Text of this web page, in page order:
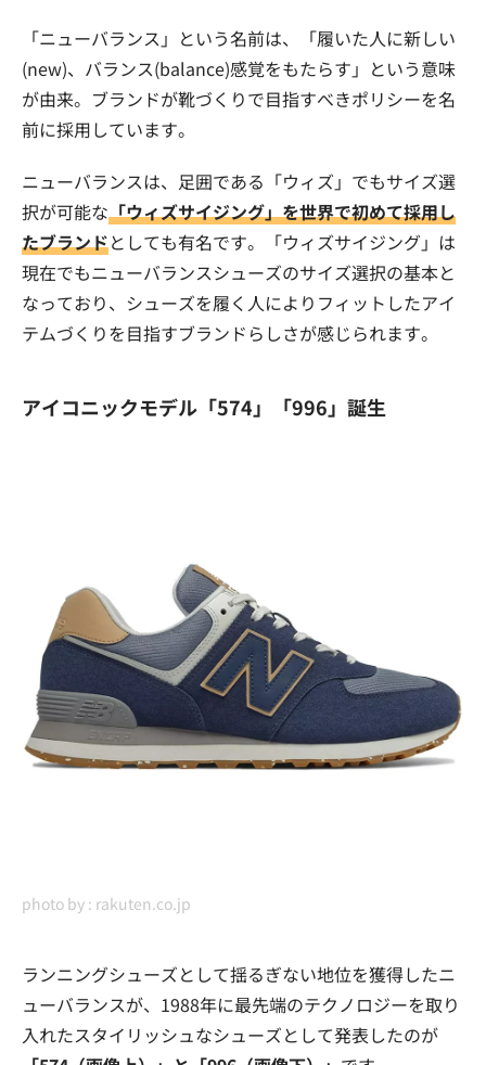
「ニューバランス」という名前は、「履いた人に新しい
(new)、バランス(balance)感覚をもたらす」という意味
が由来。ブランドが靴づくりで目指すべきポリシーを名
前に採用しています。
ニューバランスは、足囲である「ウィズ」でもサイズ選
択が可能な「ウィズサイジング」を世界で初めて採用し
たブランドとしても有名です。「ウィズサイジング」は
現在でもニューバランスシューズのサイズ選択の基本と
なっており、シューズを履く人によりフィットしたアイ
テムづくりを目指すブランドらしさが感じられます。
アイコニックモデル「574」「996」誕生
photo by : rakuten.co.jp
ランニングシューズとして揺るぎない地位を獲得したニ
ューバランスが、1988年に最先端のテクノロジーを取り
入れたスタイリッシュなシューズとして発表したのが